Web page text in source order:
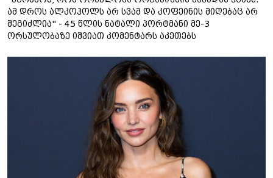
ამ დროს ალკოჰოლს არ სვამ და კოფეინის მიღებაც არ
შეგიძლია" - 45 წლის ნატალი პორტმანი მე-3
ორსულობაზე იშვიათ კომენტარს აკეთებს